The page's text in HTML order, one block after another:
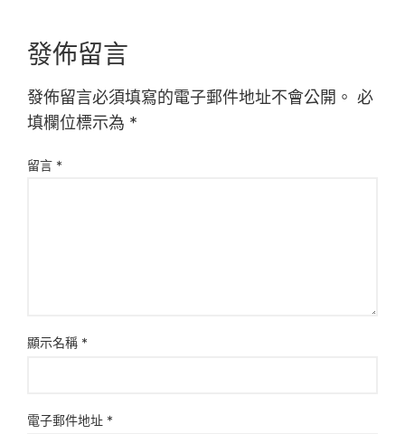
發佈留言
發佈留言必須填寫的電子郵件地址不會公開。 必
填欄位標示為 *
留言 *
顯示名稱 *
電子郵件地址 *